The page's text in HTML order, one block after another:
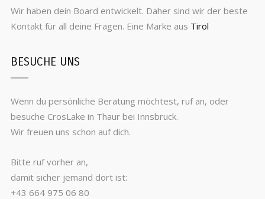
Wir haben dein Board entwickelt. Daher sind wir der beste
Kontakt für all deine Fragen. Eine Marke aus Tirol
BESUCHE UNS
Wenn du persönliche Beratung möchtest, ruf an, oder
besuche CrosLake in Thaur bei Innsbruck.
Wir freuen uns schon auf dich.
Bitte ruf vorher an,
damit sicher jemand dort ist:
+43 664 975 06 80